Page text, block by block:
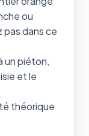
ou
dans ce
un piéton,
et le
théorique